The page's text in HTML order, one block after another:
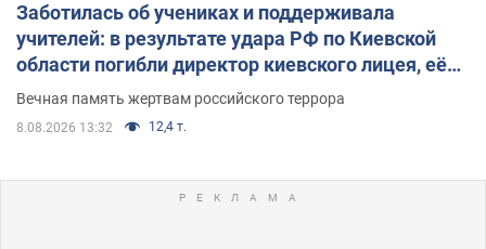
Заботилась об учениках и поддерживала
учителей: в результате удара РФ по Киевской
области погибли директор киевского лицея, её
муж и внук
Вечная память жертвам российского террора
8.08.2026 13:32 12,4 т.